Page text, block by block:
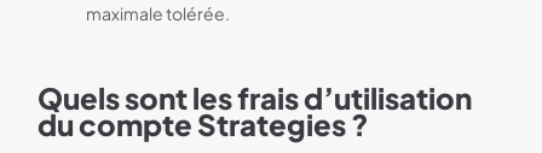
maximale tolérée.
Quels sont les frais d’utilisation
du compte Strategies ?